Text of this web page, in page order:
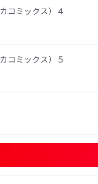
カコミックス）４
カコミックス）５